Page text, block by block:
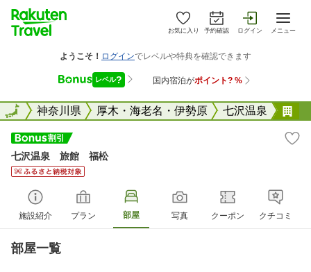
お気に入り 予約確認 ログイン メニュー
全国神奈川県 厚木・海老名・伊勢原 七沢温泉
全国
七沢温泉 旅館 福松
施設紹介 プラン 部屋 写真 クーポン クチコミ
部屋一覧